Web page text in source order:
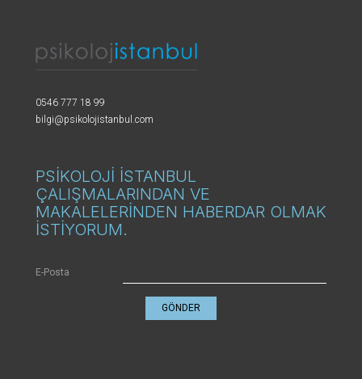
0546 777 18 99
bilgi@psikolojistanbul.com
PSİKOLOJİ İSTANBUL
ÇALIŞMALARINDAN VE
MAKALELERİNDEN HABERDAR OLMAK
İSTİYORUM.
E-Posta
GÖNDER